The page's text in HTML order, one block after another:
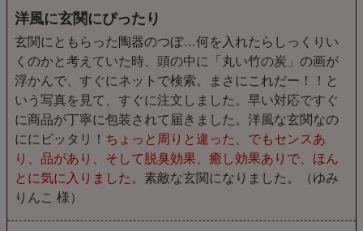
洋風に玄関にぴったり
玄関にともらった陶器のつぼ…何を入れたらしっくりい
くのかと考えていた時、頭の中に「丸い竹の炭」の画が
浮かんで、すぐにネットで検索。まさにこれだー！！と
いう写真を見て、すぐに注文しました。早い対応ですぐ
に商品が丁寧に包装されて届きました。洋風な玄関なの
ににピッタリ！ ちょっと周りと違った、でもセンスあ
り、品があり、そして脱臭効果、癒し効果ありで、ほん
とに気に入りました。素敵な玄関になりました。（ゆみ
りんこ 様）